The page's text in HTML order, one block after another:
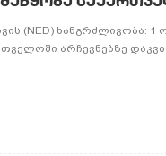
ხანგრძლივობა: 1
არჩევნებზე